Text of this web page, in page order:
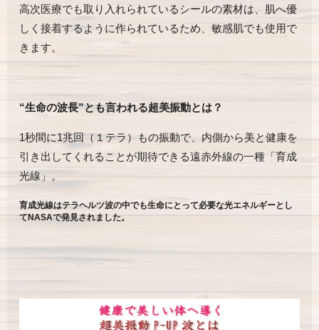
高次医療でも取り入れられているシールの素材は、肌へ優
しく接着するように作られているため、敏感肌でも使用で
きます。
“生命の波長”とも言われる超美振動とは？
1秒間に1兆回（１テラ）もの振動で、内側から美と健康を
引き出してくれることが期待できる遠赤外線の一種「育成
光線」。
育成光線はテラヘルツ波の中でも生命にとって必要な光エネルギーとし
て NASAで発見されました。